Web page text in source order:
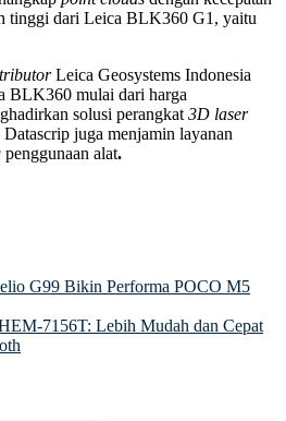
tinggi dari Leica BLK360 G1, yaitu
Leica Geosystems Indonesia
BLK360 mulai dari harga
solusi perangkat 3D laser
juga menjamin layanan
penggunaan alat.
G99 Bikin Performa POCO M5
7156T: Lebih Mudah dan Cepat